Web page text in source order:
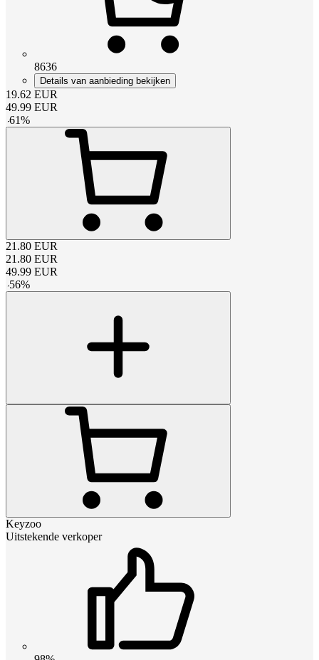
8636
Details van aanbieding bekijken
19.62 EUR
49.99 EUR
-61%
21.80 EUR
21.80 EUR
49.99 EUR
-56%
Keyzoo
Uitstekende verkoper